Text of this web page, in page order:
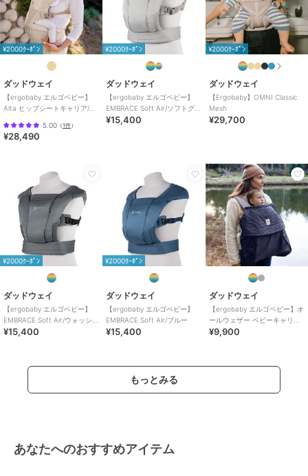
商品カテゴリ ベビー用品・おもちゃ
抱っこ
ひも・スリング
性別タイプ
ボーイズ
ベビー用品・おもちゃ
抱っこ
ひも・スリング
ガールズ
ベビー用品・おもちゃ ／
抱っこ
ひも・スリング
カラー
表地・裏地：ポリエステル100%、
シート芯材：発泡ポリプロピレン
商品のお取り扱い方法
原産国 インド
¥2000ｸｰﾎﾟﾝ
ダッドウェイ
【ergobaby エルゴベビー】
Alta ヒップシートキャリア/ナ
5.00 （1件）
¥28,490
¥2000ｸｰﾎﾟﾝ
ダッドウェイ
【ergobaby エルゴベビー】
EMBRACE Soft Air/ソフトグレ
ー
¥15,400
¥2000ｸｰﾎﾟﾝ
ダッドウェイ
【Ergobaby】OMNI Classic
Mesh
¥29,700
¥2000ｸｰﾎﾟﾝ
ダッドウェイ
【ergobaby エルゴベビー】
EMBRACE Soft Air/ウォッシュ
ドブラック
¥15,400
¥2000ｸｰﾎﾟﾝ
ダッドウェイ
【ergobaby エルゴベビー】
EMBRACE Soft Air/ブルー
¥15,400
ダッドウェイ
【ergobaby エルゴベビー】オ
ールウェザー ベビーキャリア
カバー/チャコール
¥9,900
もっとみる
あなたへのおすすめアイテム